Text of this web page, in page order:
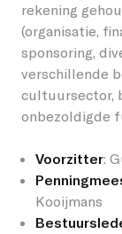
rekening
(organisatie,
sponsoring,
verschillende
cultuursector,
onbezoldigde
Voorzitter:
Kooijmans